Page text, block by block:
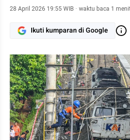
28 April 2026 19:55 WIB · waktu baca 1
Ikuti kumparan di Google